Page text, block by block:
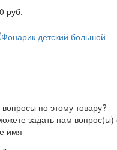
руб.
вопросы по этому товару?
задать нам
имя